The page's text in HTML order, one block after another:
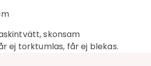
skonsam
ej torktumlas, får ej blekas.